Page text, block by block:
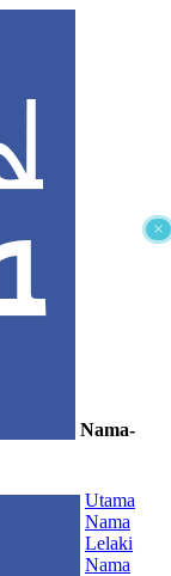
×
Nama-
Utama
Nama
Lelaki
Nama